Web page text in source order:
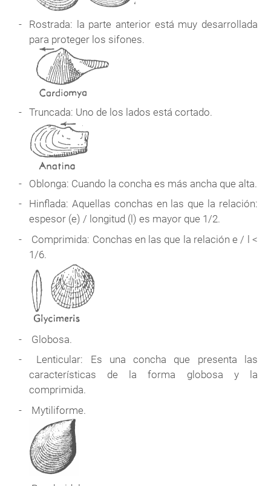
Rostrada: la parte anterior está muy desarrollada
para proteger los sifones.
Truncada: Uno de los lados está cortado.
Oblonga: Cuando la concha es más ancha que alta.
Hinflada: Aquellas conchas en las que la relación:
espesor (e) / longitud (l) es mayor que 1/2.
Comprimida: Conchas en las que la relación e / l <
1/6.
Globosa.
Lenticular: Es una concha que presenta las
características de la forma globosa y la
comprimida.
Mytiliforme.